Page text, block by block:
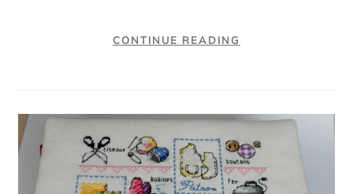
CONTINUE READING